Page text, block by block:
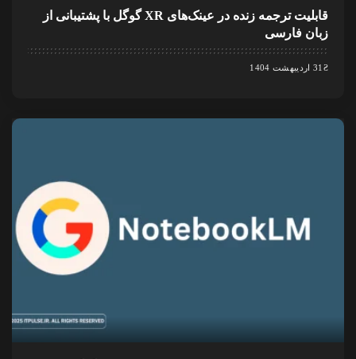
قابلیت ترجمه زنده در عینک‌های XR گوگل با پشتیبانی از
زبان فارسی
31 اردیبهشت 1404